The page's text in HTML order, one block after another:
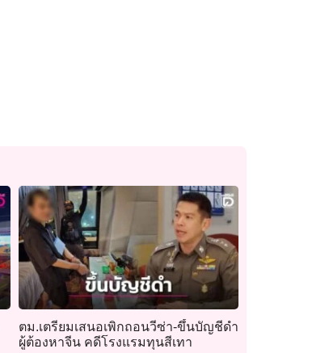
ตม.เตรียมเสนอเพิกถอนวีซ่า-ขึ้นบัญชีดำ
ผู้ต้องหาจีน คดีโรงแรมทุนสีเทา